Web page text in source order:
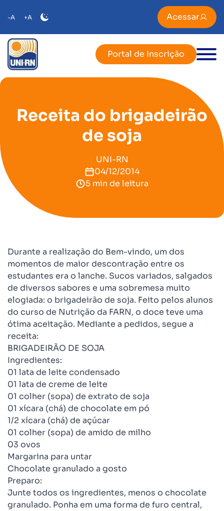
-A +A Acessar
Portal de Inscrição
Receita do brigadeirão
de soja
UNI-RN
04/12/2014
5 min de leitura
Durante a realização do Bem-vindo, um dos
momentos de maior descontração entre os
estudantes era o lanche. Sucos variados, salgados
de diversos sabores e uma sobremesa muito
elogiada: o brigadeirão de soja. Feito pelos alunos
do curso de Nutrição da FARN, o doce teve uma
ótima aceitação. Mediante a pedidos, segue a
receita:
BRIGADEIRÃO DE SOJA
Ingredientes:
01 lata de leite condensado
01 lata de creme de leite
01 colher (sopa) de extrato de soja
01 xícara (chá) de chocolate em pó
1/2 xícara (chá) de açúcar
01 colher (sopa) de amido de milho
03 ovos
Margarina para untar
Chocolate granulado a gosto
Preparo:
Junte todos os ingredientes, menos o chocolate
granulado. Ponha em uma forma de furo central,